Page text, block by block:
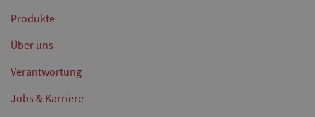
Produkte
Über uns
Verantwortung
Jobs & Karriere